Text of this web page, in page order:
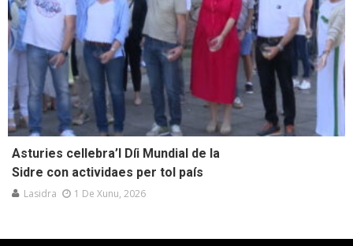
Asturies cellebra’l Díi Mundial de la
Sidre con actividaes per tol país
Lasidra 1 De Xunu, 2026